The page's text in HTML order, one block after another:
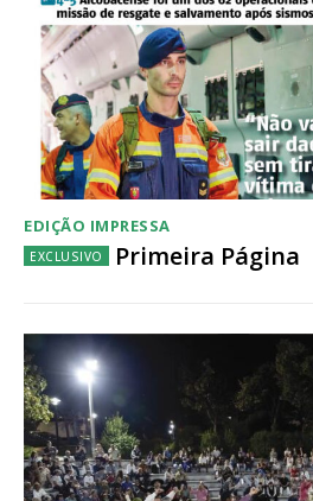
Acesso ao conteúdo online
Acesso aos conteúdos
assinantes
Ofertas para assinatura anual
Escolha o
DIGITAL
16€
12
EDIÇÃO IMPRESSA
Primeira Página